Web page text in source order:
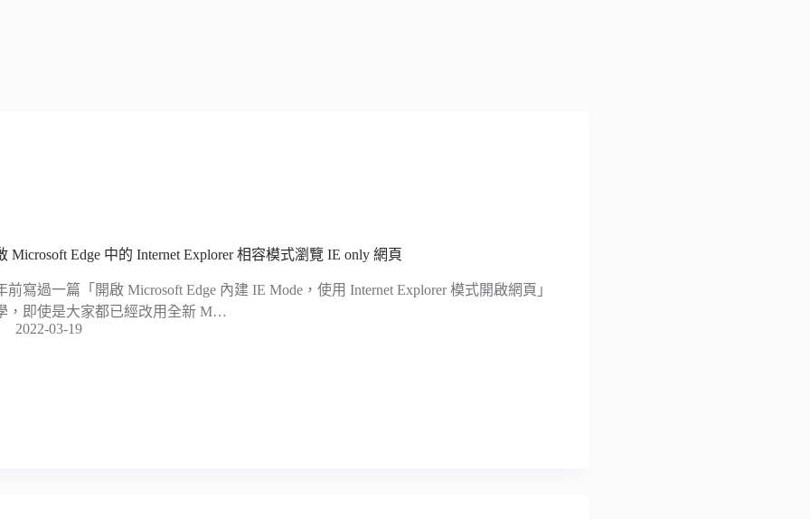
Microsoft Edge 中的 Internet Explorer 相容模式瀏覽 IE only 網頁
前寫過一篇「開啟 Microsoft Edge 內建 IE Mode，使用 Internet Explorer 模式開啟網頁」
，即使是大家都已經改用全新 M…
2022-03-19